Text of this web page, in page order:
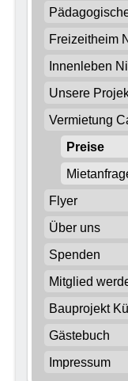
Freizeitheim
Innenleben
Unsere
Vermietung
Preise
Flyer
Über uns
Spenden
Mitglied
Bauprojekt
Gästebuch
Impressum